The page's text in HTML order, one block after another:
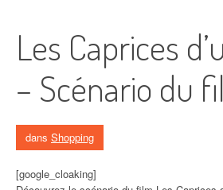
Les Caprices
– Scénario du
dans Shopping
[google_cloaking]